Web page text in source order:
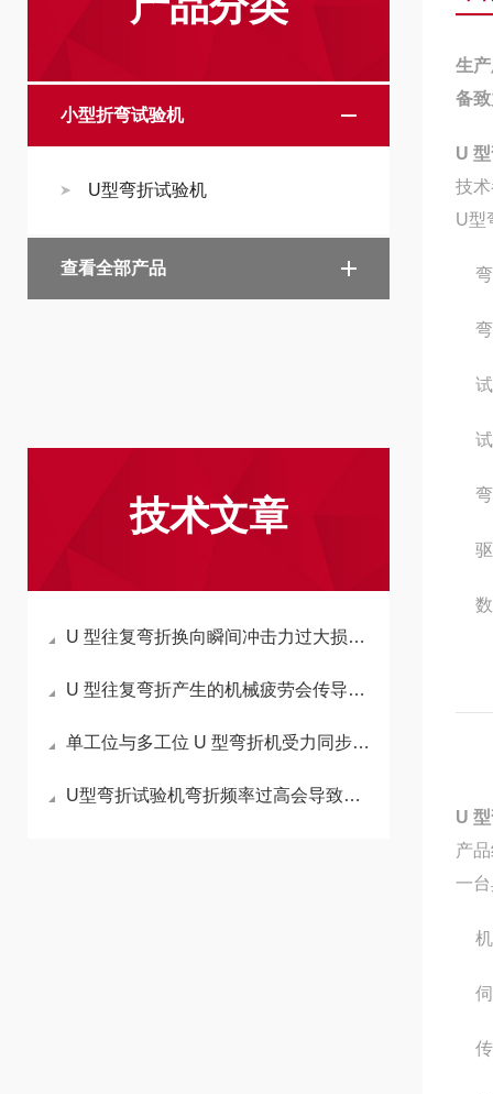
小型折弯试验机
U型弯折试验机
查看全部产品
技术文章
U 型往复弯折换向瞬间冲击力过大损坏试样怎么调？
U 型往复弯折产生的机械疲劳会传导至固定夹具吗？
单工位与多工位 U 型弯折机受力同步性差异根源在哪？
U型弯折试验机弯折频率过高会导致哪些问题？
生
备
U
技
U型
U
产
一